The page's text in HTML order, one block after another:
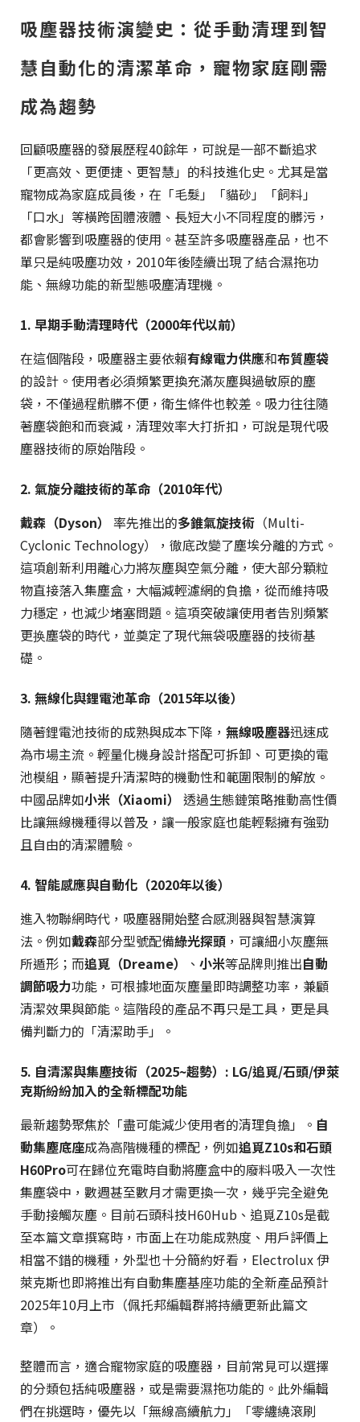
吸塵器技術演變史：從手動清理到智
慧自動化的清潔革命，寵物家庭剛需
成為趨勢
回顧吸塵器的發展歷程40餘年，可說是一部不斷追求
「更高效、更便捷、更智慧」的科技進化史。尤其是當
寵物成為家庭成員後，在「毛髮」「貓砂」「飼料」
「口水」等橫跨固體液體、長短大小不同程度的髒污，
都會影響到吸塵器的使用。甚至許多吸塵器產品，也不
單只是純吸塵功效，2010年後陸續出現了結合濕拖功
能、無線功能的新型態吸塵清理機。
1. 早期手動清理時代（2000年代以前）
在這個階段，吸塵器主要依賴有線電力供應和布質塵袋
的設計。使用者必須頻繁更換充滿灰塵與過敏原的塵
袋，不僅過程骯髒不便，衛生條件也較差。吸力往往隨
著塵袋飽和而衰減，清理效率大打折扣，可說是現代吸
塵器技術的原始階段。
2. 氣旋分離技術的革命（2010年代）
戴森（Dyson）
率先推出的多錐氣旋技術 （Multi-
Cyclonic Technology），徹底改變了塵埃分離的方式。
這項創新利用離心力將灰塵與空氣分離，使大部分顆粒
物直接落入集塵盒，大幅減輕濾網的負擔，從而維持吸
力穩定，也減少堵塞問題。這項突破讓使用者告別頻繁
更换塵袋的時代，並奠定了現代無袋吸塵器的技術基
礎。
3. 無線化與鋰電池革命（2015年以後）
隨著鋰電池技術的成熟與成本下降， 無線吸塵器迅速成
為市場主流。輕量化機身設計搭配可拆卸、可更換的電
池模組，顯著提升清潔時的機動性和範圍限制的解放。
中國品牌如小米（Xiaomi）
透過生態鏈策略推動高性價
比讓無線機種得以普及，讓一般家庭也能輕鬆擁有強勁
且自由的清潔體驗。
4. 智能感應與自動化（2020年以後）
進入物聯網時代，吸塵器開始整合感測器與智慧演算
法。例如戴森部分型號配備綠光探頭 ，可讓細小灰塵無
所遁形；而追覓（Dreame） 、 小米等品牌則推出自動
調節吸力功能，可根據地面灰塵量即時調整功率，兼顧
清潔效果與節能。這階段的產品不再只是工具，更是具
備判斷力的「清潔助手」。
5. 自清潔與集塵技術（2025~趨勢）: LG/追覓/石頭/伊萊
克斯紛紛加入的全新標配功能
最新趨勢聚焦於「盡可能減少使用者的清理負擔」。 自
動集塵底座成為高階機種的標配，例如追覓Z10s和石頭
H60Pro可在歸位充電時自動將塵盒中的廢料吸入一次性
集塵袋中，數週甚至數月才需更換一次，幾乎完全避免
手動接觸灰塵。目前石頭科技H60Hub、追覓Z10s是截
至本篇文章撰寫時，市面上在功能成熟度、用戶評價上
相當不錯的機種，外型也十分簡約好看，Electrolux 伊
萊克斯也即將推出有自動集塵基座功能的全新產品預計
2025年10月上市（佩托邦編輯群將持續更新此篇文
章）。
整體而言，適合寵物家庭的吸塵器，目前常見可以選擇
的分類包括純吸塵器，或是需要濕拖功能的。此外編輯
們在挑選時，優先以「無線高續航力」「零纏繞滾刷